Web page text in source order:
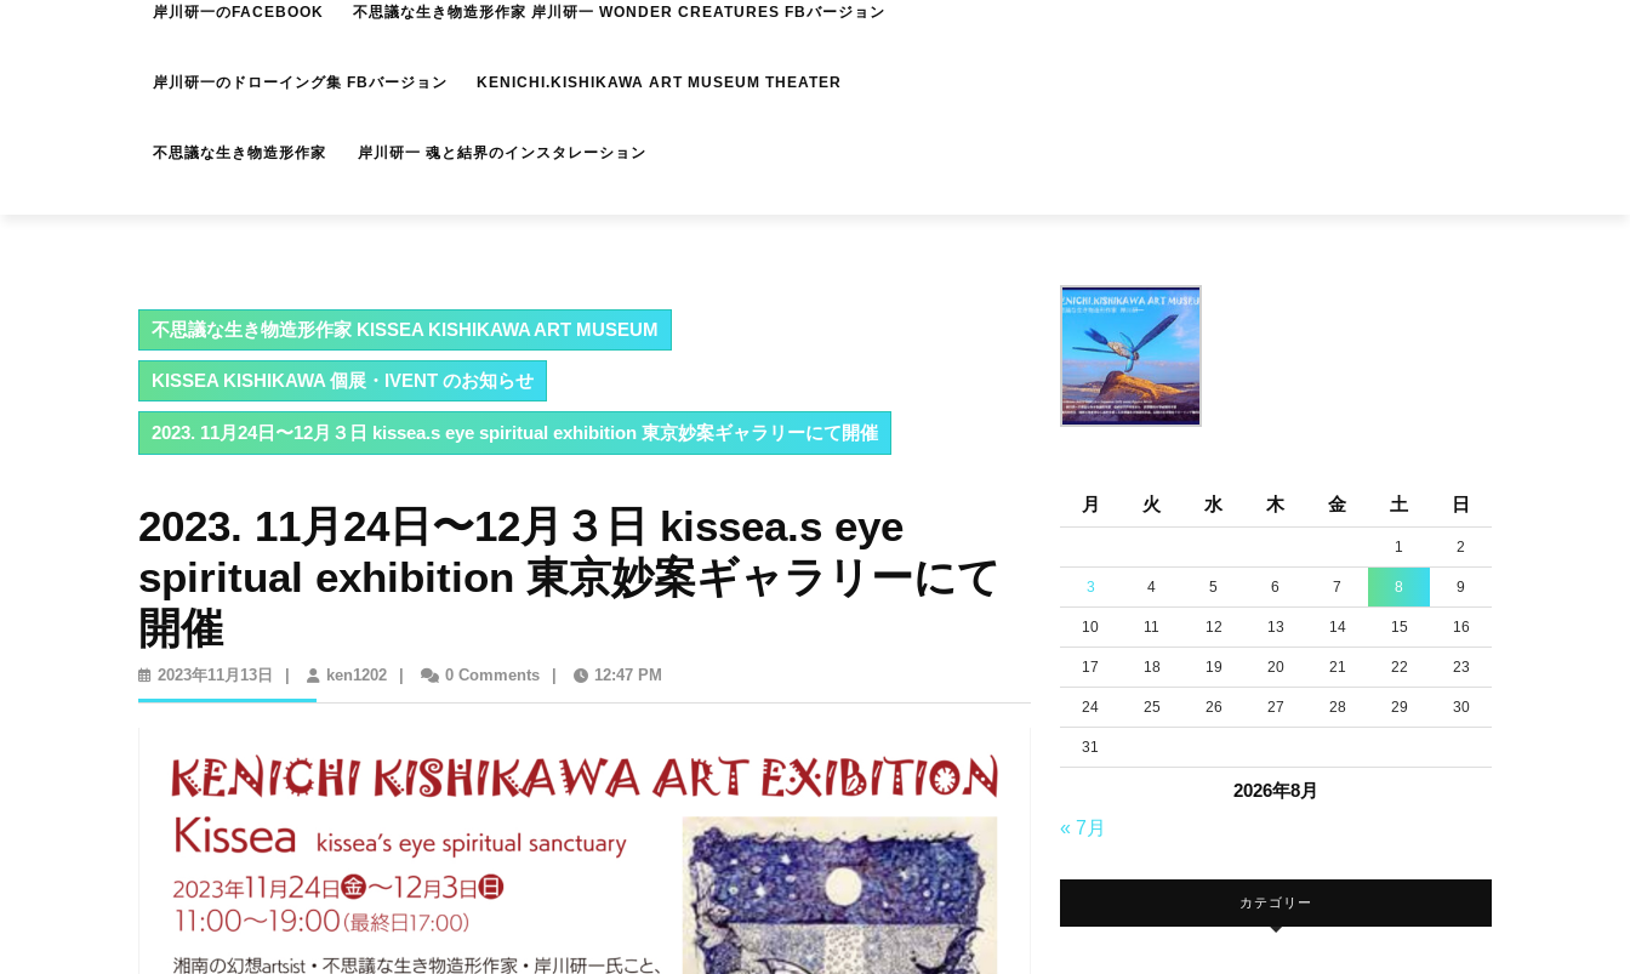
岸川研一のFACEBOOK 不思議な生き物造形作家 岸川研一 WONDER CREATURES FBバージョン
岸川研一のドローイング集 FBバージョン KENICHI.KISHIKAWA ART MUSEUM THEATER
不思議な生き物造形作家 岸川研一 魂と結界のインスタレーション
不思議な生き物造形作家 KISSEA KISHIKAWA ART MUSEUM
KISSEA KISHIKAWA 個展・IVENT のお知らせ
2023. 11月24日〜12月３日 kissea.s eye spiritual exhibition 東京妙案ギャラリーにて開催
2023. 11月24日〜12月３日 kissea.s eye
spiritual exhibition 東京妙案ギャラリーにて
開催
2023年11月13日
2023
年
13
日
ken1202ken12020 Comments 12:47 PM
2026年8月
月 火 水 木 金 土 日
1 2
3 4 5 6 7 8 9
10 11 12 13 14 15 16
17 18 19 20 21 22 23
24 25 26 27 28 29 30
31
« 7月
カテゴリー